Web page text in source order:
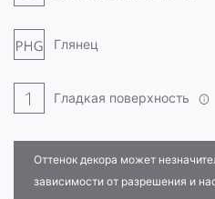
Глянец
Гладкая поверхность
Оттенок декора может
зависимости от разрешения и